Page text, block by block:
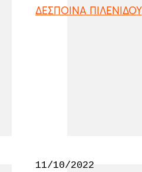
ΔΕΣΠΟΙΝΑ ΠΙΛΕΝΙΔΟΥ
11/10/2022